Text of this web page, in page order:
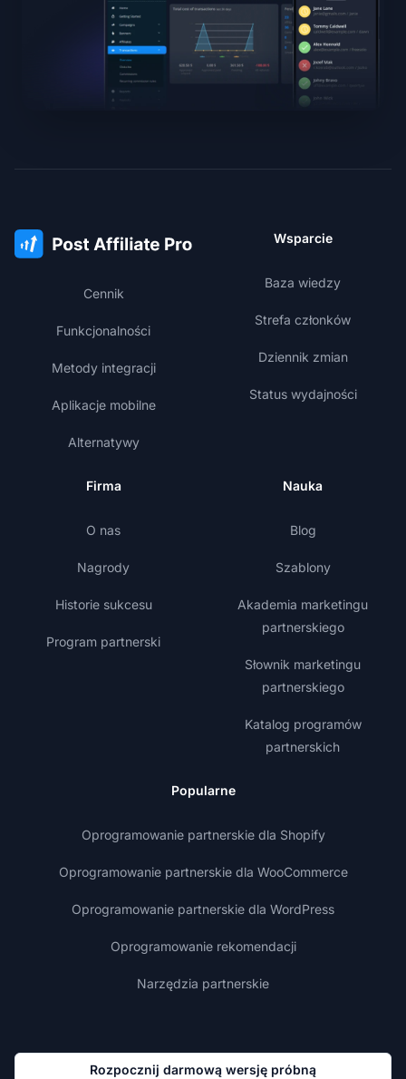
Cennik
Funkcjonalności
Metody integracji
Aplikacje mobilne
Alternatywy
Wsparcie
Baza wiedzy
Strefa członków
Dziennik zmian
Status wydajności
Firma
O nas
Nagrody
Historie sukcesu
Program partnerski
Nauka
Blog
Szablony
Akademia marketingu
partnerskiego
Słownik marketingu
partnerskiego
Katalog programów
partnerskich
Popularne
Oprogramowanie partnerskie dla Shopify
Oprogramowanie partnerskie dla WooCommerce
Oprogramowanie partnerskie dla WordPress
Oprogramowanie rekomendacji
Narzędzia partnerskie
Rozpocznij darmową wersję próbną